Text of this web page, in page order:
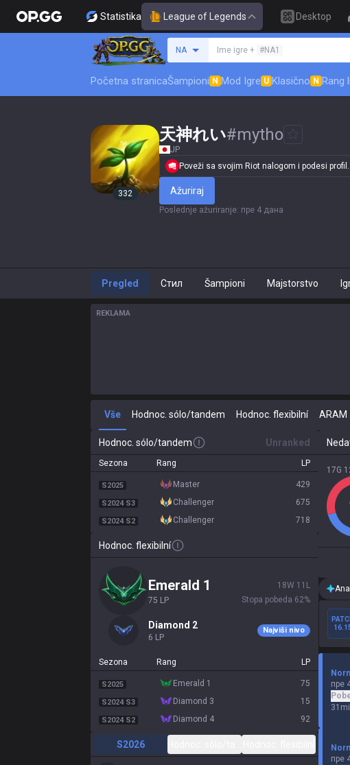
Statistika League of Legends Desktop
NA Ime igre + #NA1
Početna stranicaŠampioni N Mod Igre U Klasično N Rang
332
天神れい#mytho
JP
Poveži sa svojim Riot nalogom i podesi profil.
Ažuriraj
Poslednje ažuriranje: пре 4 дана
Pregled Стил Šampioni Majstorstvo
REKLAMA
Vše Hodnoc. sólo/tandem Hodnoc. flexibilní ARAM
Hodnoc. sólo/tandem Unranked
Sezona Rang LP
S2025 master 429
S2024 S3 challenger 675
S2024 S2 challenger 718
Hodnoc. flexibilní
emerald 1
75 LP
18W 11 L
Stopa pobeda 62%
diamond 2
6 LP
Najviši nivo
Sezona Rang LP
S2025 emerald 1 75
S2024 S3 diamond 3 15
S2024 S2 diamond 4 92
S2026
17G
пре
пре